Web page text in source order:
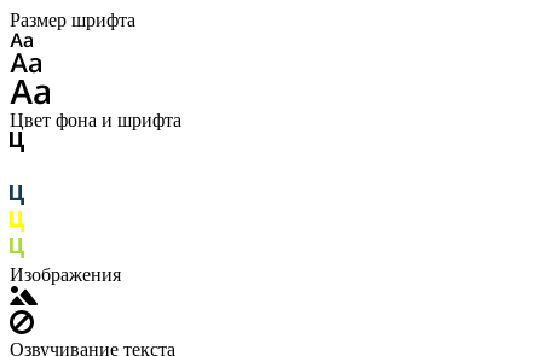
Размер шрифта
Цвет фона и шрифта
Изображения
Озвучивание текста